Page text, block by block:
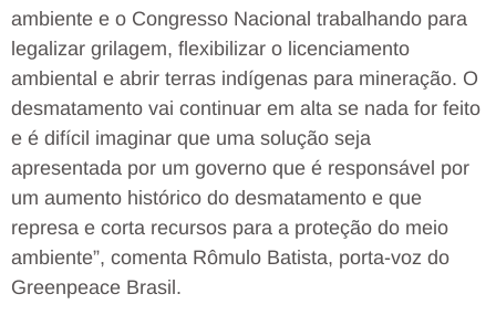
ambiente e o Congresso Nacional trabalhando para
legalizar grilagem, flexibilizar o licenciamento
ambiental e abrir terras indígenas para mineração. O
desmatamento vai continuar em alta se nada for feito
e é difícil imaginar que uma solução seja
apresentada por um governo que é responsável por
um aumento histórico do desmatamento e que
represa e corta recursos para a proteção do meio
ambiente”, comenta Rômulo Batista, porta-voz do
Greenpeace Brasil.